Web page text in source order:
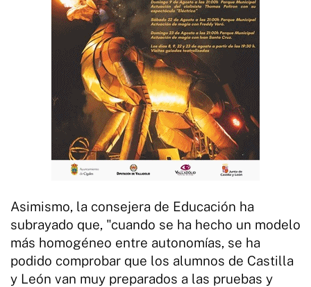
Asimismo, la consejera de Educación ha
subrayado que, "cuando se ha hecho un modelo
más homogéneo entre autonomías, se ha
podido comprobar que los alumnos de Castilla
y León van muy preparados a las pruebas y